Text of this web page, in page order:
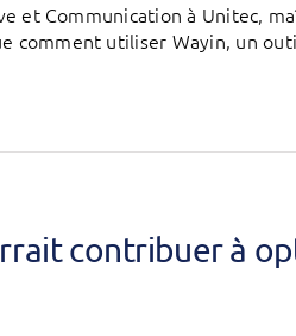
et Communication à Unitec,
comment utiliser Wayin, un
contribuer à